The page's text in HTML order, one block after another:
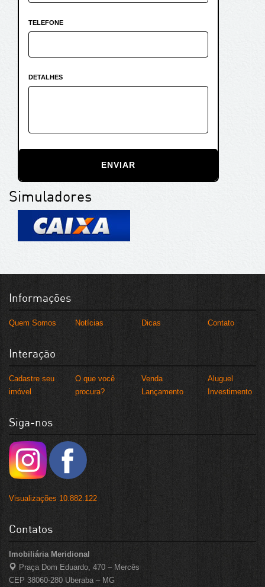
TELEFONE
DETALHES
ENVIAR
Simuladores
Informações
Quem Somos Notícias Dicas Contato
Interação
Cadastre seu
imóvel
O que você
procura?
Venda
Aluguel
Lançamento
Investimento
Siga-nos
Visualizações 10.882.122
Contatos
Imobiliária Meridional
Praça Dom Eduardo, 470 – Mercês
CEP 38060-280 Uberaba – MG